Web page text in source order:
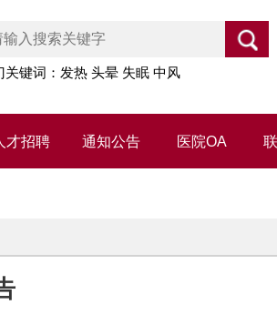
关键词：发热 头晕 失眠 中风
才招聘 通知公告 医院OA